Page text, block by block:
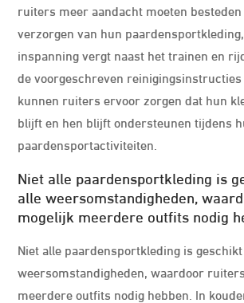
ruiters meer aandacht moeten
verzorgen van hun
inspanning vergt naast het trainen en
de voorgeschreven reinigingsinstructies
kunnen ruiters ervoor zorgen dat hun
blijft en hen blijft ondersteunen tijdens
paardensportactiviteiten.
Niet alle paardensportkleding is
alle weersomstandigheden,
mogelijk meerdere outfits nodig
Niet alle paardensportkleding is
weersomstandigheden, waardoor
meerdere outfits nodig hebben. In